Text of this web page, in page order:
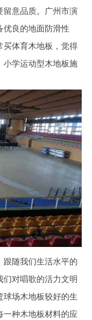
意品质。广州市演
良的地面防滑性
体育木地板，觉得
学运动型木地板施
随我们生活水平的
对唱歌的活力文明
场木地板较好的生
一种木地板材料的应